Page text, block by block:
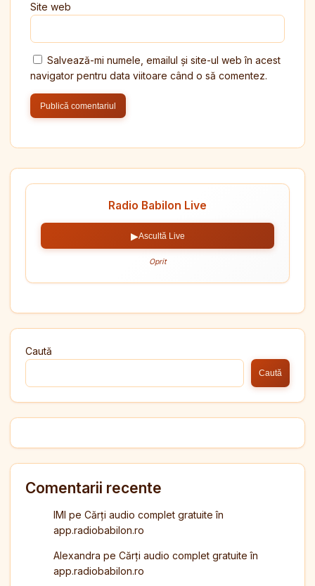
Site web
Salvează-mi numele, emailul și site-ul web în acest
navigator pentru data viitoare când o să comentez.
Radio Babilon Live
▶Ascultă Live
Oprit
Caută
Caută
Comentarii recente
IMI pe Cărți audio complet gratuite în
app.radiobabilon.ro
Alexandra pe Cărți audio complet gratuite în
app.radiobabilon.ro